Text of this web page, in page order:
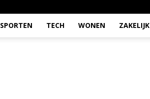
SPORTEN TECH WONEN ZAKELIJK